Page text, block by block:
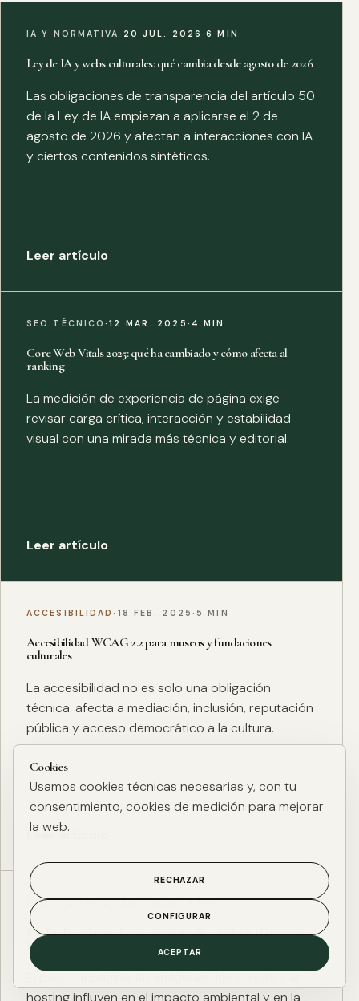
IA Y NORMATIVA · 20 JUL. 2026·6 MIN
Ley de IA y webs culturales: qué cambia desde agosto de 2026
Las obligaciones de transparencia del artículo 50
de la Ley de IA empiezan a aplicarse el 2 de
agosto de 2026 y afectan a interacciones con IA
y ciertos contenidos sintéticos.
Leer artículo
SEO TÉCNICO·12 MAR. 2025 · 4 MIN
Core Web Vitals 2025: qué ha cambiado y cómo afecta al
ranking
La medición de experiencia de página exige
revisar carga crítica, interacción y estabilidad
visual con una mirada más técnica y editorial.
Leer artículo
ACCESIBILIDAD · 18 FEB. 2025 · 5 MIN
Accesibilidad WCAG 2.2 para museos y fundaciones
culturales
La accesibilidad no es solo una obligación
técnica: afecta a mediación, inclusión, reputación
pública y acceso democrático a la cultura.
Leer artículo
ESG DIGITAL·27 ENE. 2025·4 MIN
Huella de carbono digital: cómo medir y reducir el impacto
ESG de una web
El peso de página, las imágenes, los scripts y el
hosting influyen en el impacto ambiental y en la
Cookies
Usamos cookies técnicas necesarias y, con tu
consentimiento, cookies de medición para mejorar
la web.
RECHAZAR
CONFIGURAR
ACEPTAR